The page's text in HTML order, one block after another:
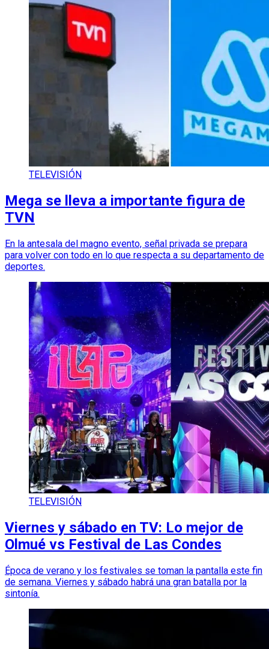
TELEVISIÓN
Mega se lleva a importante figura de
TVN
En la antesala del magno evento, señal privada se prepara
para volver con todo en lo que respecta a su departamento de
deportes.
TELEVISIÓN
Viernes y sábado en TV: Lo mejor de
Olmué vs Festival de Las Condes
Época de verano y los festivales se toman la pantalla este fin
de semana. Viernes y sábado habrá una gran batalla por la
sintonía.